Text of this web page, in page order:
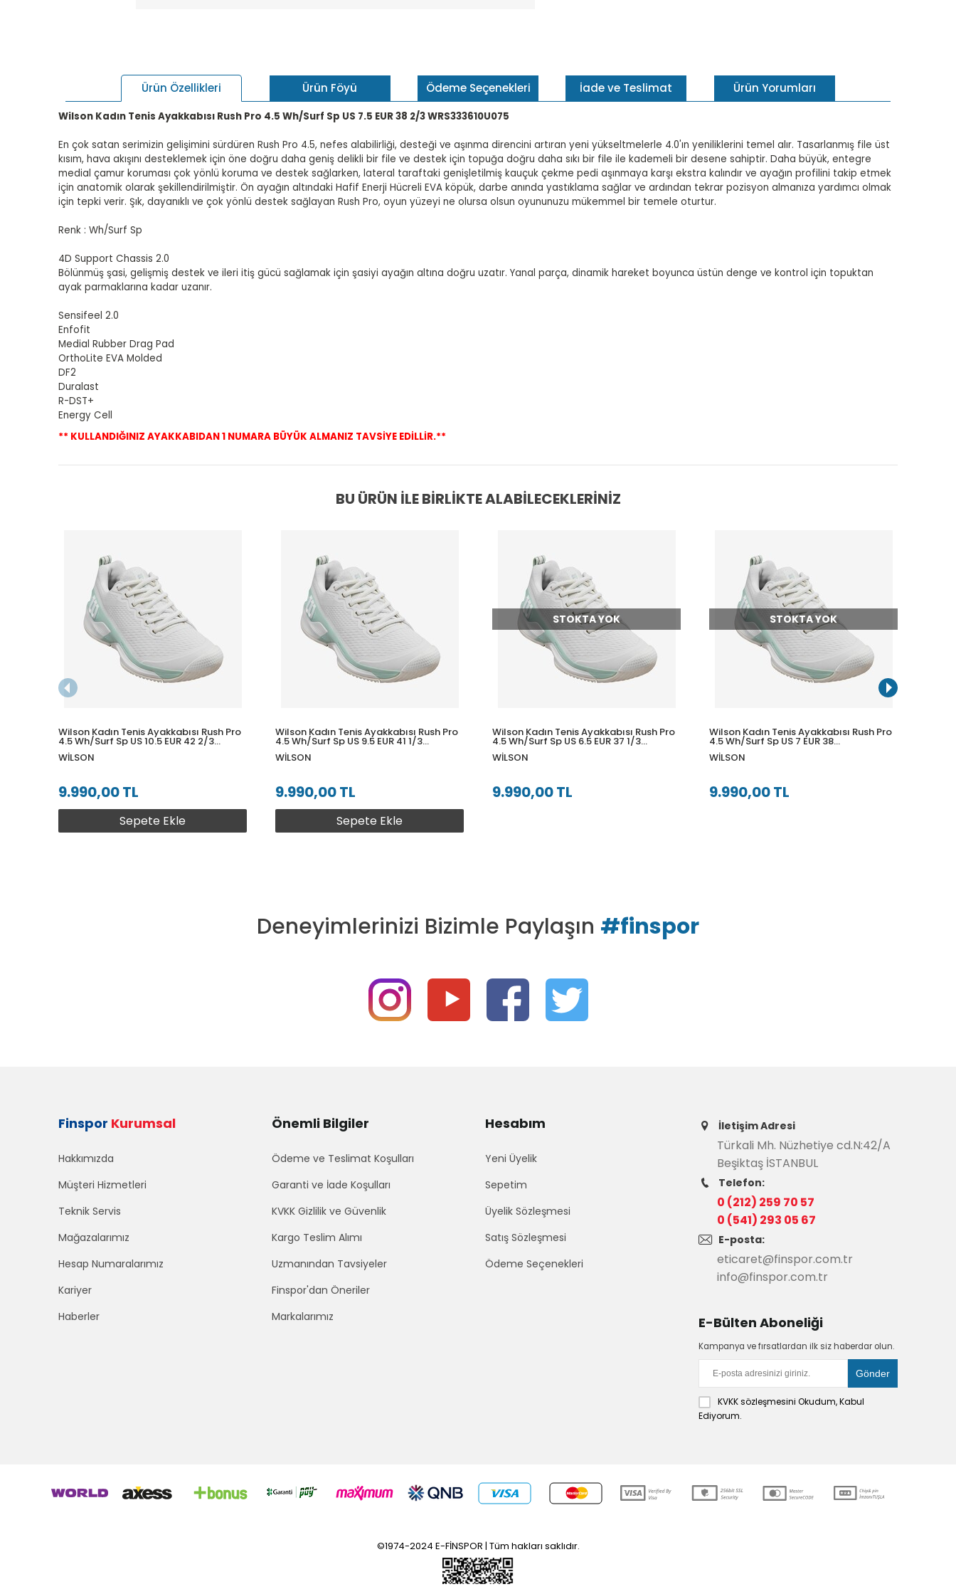
Ürün Özellikleri Ürün Föyü Ödeme Seçenekleri İade ve Teslimat Ürün Yorumları
Wilson Kadın Tenis Ayakkabısı Rush Pro 4.5 Wh/Surf Sp US 7.5 EUR 38 2/3 WRS333610U075
En çok satan serimizin gelişimini sürdüren Rush Pro 4.5, nefes alabilirliği, desteği ve aşınma direncini artıran yeni yükseltmelerle 4.0'ın yeniliklerini temel alır. Tasarlanmış file üst
kısım, hava akışını desteklemek için öne doğru daha geniş delikli bir file ve destek için topuğa doğru daha sıkı bir file ile kademeli bir desene sahiptir. Daha büyük, entegre
medial çamur koruması çok yönlü koruma ve destek sağlarken, lateral taraftaki genişletilmiş kauçuk çekme pedi aşınmaya karşı ekstra kalındır ve ayağın profilini takip etmek
için anatomik olarak şekillendirilmiştir. Ön ayağın altındaki Hafif Enerji Hücreli EVA köpük, darbe anında yastıklama sağlar ve ardından tekrar pozisyon almanıza yardımcı olmak
için tepki verir. Şık, dayanıklı ve çok yönlü destek sağlayan Rush Pro, oyun yüzeyi ne olursa olsun oyununuzu mükemmel bir temele oturtur.
Renk : Wh/Surf Sp
4D Support Chassis 2.0
Bölünmüş şasi, gelişmiş destek ve ileri itiş gücü sağlamak için şasiyi ayağın altına doğru uzatır. Yanal parça, dinamik hareket boyunca üstün denge ve kontrol için topuktan
ayak parmaklarına kadar uzanır.
Sensifeel 2.0
Enfofit
Medial Rubber Drag Pad
OrthoLite EVA Molded
DF2
Duralast
R-DST+
Energy Cell
** KULLANDIĞINIZ AYAKKABIDAN 1 NUMARA BÜYÜK ALMANIZ TAVSİYE EDİLLİR.**
BU ÜRÜN İLE BIRLIKTE ALABILECEKLERINIZ
Wilson Kadın Tenis Ayakkabısı Rush Pro
4.5 Wh/Surf Sp US 10.5 EUR 42 2/3
WRS333610U105
WILSON
9.990,00 TL
Sepete Ekle
Wilson Kadın Tenis Ayakkabısı Rush Pro
4.5 Wh/Surf Sp US 9.5 EUR 41 1/3
WRS333610U095
WILSON
9.990,00 TL
Sepete Ekle
STOKTA YOK
Wilson Kadın Tenis Ayakkabısı Rush Pro
4.5 Wh/Surf Sp US 6.5 EUR 37 1/3
WRS333610U065
WILSON
9.990,00 TL
STOKTA YOK
Wilson Kadın Tenis Ayakkabısı Rush Pro
4.5 Wh/Surf Sp US 7 EUR 38
WRS333610U070
WILSON
9.990,00 TL
Deneyimlerinizi Bizimle Paylaşın #finspor
Finspor Kurumsal
Hakkımızda
Müşteri Hizmetleri
Teknik Servis
Mağazalarımız
Hesap Numaralarımız
Kariyer
Haberler
Önemli Bilgiler
Ödeme ve Teslimat Koşulları
Garanti ve İade Koşulları
KVKK Gizlilik ve Güvenlik
Kargo Teslim Alımı
Uzmanından Tavsiyeler
Finspor'dan Öneriler
Markalarımız
Hesabım
Yeni Üyelik
Sepetim
Üyelik Sözleşmesi
Satış Sözleşmesi
Ödeme Seçenekleri
İletişim Adresi
Türkali Mh. Nüzhetiye cd.N:42/A
Beşiktaş İSTANBUL
Telefon:
0 (212) 259 70 57
0 (541) 293 05 67
E-posta:
eticaret@finspor.com.tr
info@finspor.com.tr
E-Bülten Aboneliği
Kampanya ve fırsatlardan ilk siz haberdar olun.
KVKK sözleşmesini Okudum, Kabul
Ediyorum.
©1974-2024 E-FİNSPOR | Tüm hakları saklıdır.